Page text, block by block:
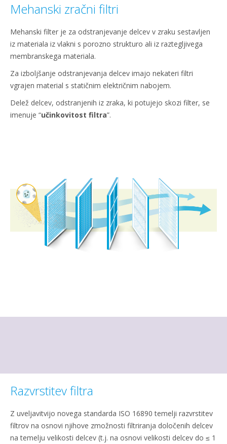
Mehanski zračni filtri
Mehanski filter je za odstranjevanje delcev v zraku sestavljen
iz materiala iz vlakni s porozno strukturo ali iz raztegljivega
membranskega materiala.
Za izboljšanje odstranjevanja delcev imajo nekateri filtri
vgrajen material s statičnim električnim nabojem.
Delež delcev, odstranjenih iz zraka, ki potujejo skozi filter, se
imenuje “učinkovitost filtra”.
Razvrstitev filtra
Z uveljavitvijo novega standarda ISO 16890 temelji razvrstitev
filtrov na osnovi njihove zmožnosti filtriranja določenih delcev
na temelju velikosti delcev (t.j. na osnovi velikosti delcev do ≤ 1